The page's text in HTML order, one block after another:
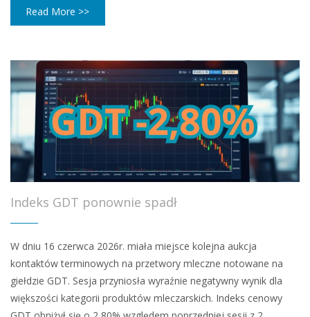
Read More >>
Indeks GDT ponownie spadł
W dniu 16 czerwca 2026r. miała miejsce kolejna aukcja
kontaktów terminowych na przetwory mleczne notowane na
giełdzie GDT. Sesja przyniosła wyraźnie negatywny wynik dla
większości kategorii produktów mleczarskich. Indeks cenowy